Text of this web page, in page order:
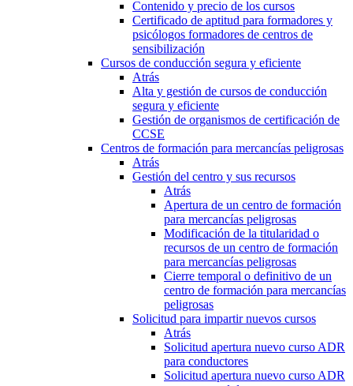
Contenido y precio de los cursos
Certificado de aptitud para formadores y
psicólogos formadores de centros de
sensibilización
Cursos de conducción segura y eficiente
Atrás
Alta y gestión de cursos de conducción
segura y eficiente
Gestión de organismos de certificación de
CCSE
Centros de formación para mercancías peligrosas
Atrás
Gestión del centro y sus recursos
Atrás
Apertura de un centro de formación
para mercancías peligrosas
Modificación de la titularidad o
recursos de un centro de formación
para mercancías peligrosas
Cierre temporal o definitivo de un
centro de formación para mercancías
peligrosas
Solicitud para impartir nuevos cursos
Atrás
Solicitud apertura nuevo curso ADR
para conductores
Solicitud apertura nuevo curso ADR